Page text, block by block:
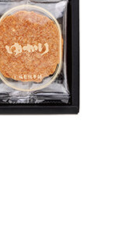
トです。